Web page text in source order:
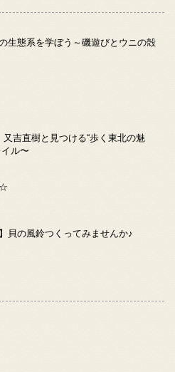
生態系を学ぼう～磯遊びとウニの殻
又吉直樹と見つける“歩く東北の魅
ル〜
☆
貝の風鈴つくってみませんか♪